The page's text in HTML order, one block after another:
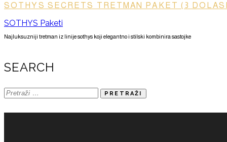
SOTHYS SECRETS TRETMAN PAKET (3
SOTHYS Paketi
Najluksuzniji tretman iz linije sothys koji elegantno i stilski kombinira sastojke
SEARCH